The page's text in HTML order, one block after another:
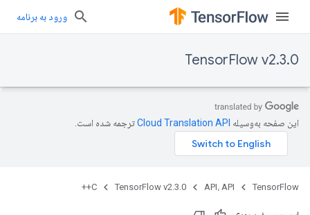
ورود به برنامه
TensorFlow v2.3.0
این صفحه به‌وسیله ترجمه شده است.
TensorFlow API، API TensorFlow v2.3.0
C++